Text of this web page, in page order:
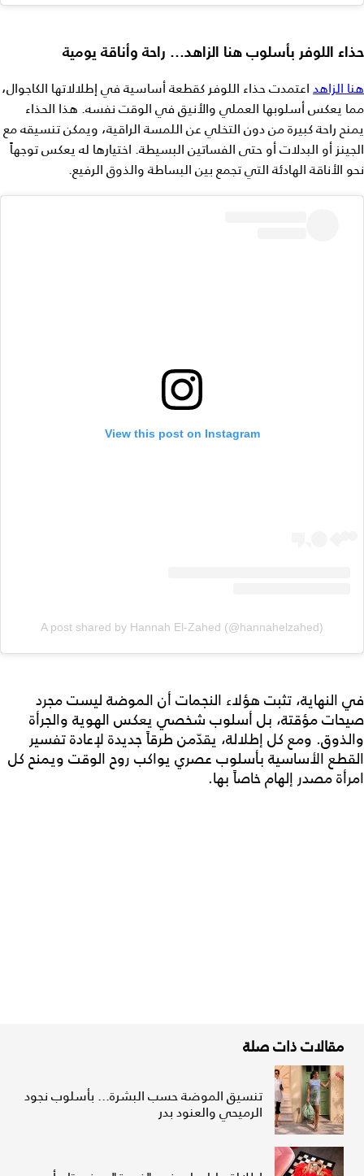
حذاء اللوفر بأسلوب هنا الزاهد… راحة وأناقة يومية
هنا الزاهد اعتمدت حذاء اللوفر كقطعة أساسية في إطلالاتها الكاجوال،
مما يعكس أسلوبها العملي والأنيق في الوقت نفسه. هذا الحذاء
يمنح راحة كبيرة من دون التخلي عن اللمسة الراقية، ويمكن تنسيقه مع
الجينز أو البدلات أو حتى الفساتين البسيطة. اختيارها له يعكس توجهاً
نحو الأناقة الهادئة التي تجمع بين البساطة والذوق الرفيع.
View this post on Instagram
A post shared by Hannah El-Zahed (@hannahelzahed)
في النهاية، تثبت هؤلاء النجمات أن الموضة ليست مجرد
صيحات مؤقتة، بل أسلوب شخصي يعكس الهوية والجرأة
والذوق. ومع كل إطلالة، يقدّمن طرقاً جديدة لإعادة تفسير
القطع الأساسية بأسلوب عصري يواكب روح الوقت ويمنح كل
امرأة مصدر إلهام خاصاً بها.
مقالات ذات صلة
تنسيق الموضة حسب البشرة... بأسلوب نجود
الرميحي والعنود بدر